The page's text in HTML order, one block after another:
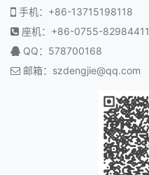
手机：+86-13715198118
座机：+86-0755-82984411
QQ：578700168
邮箱： szdengjie@qq.com